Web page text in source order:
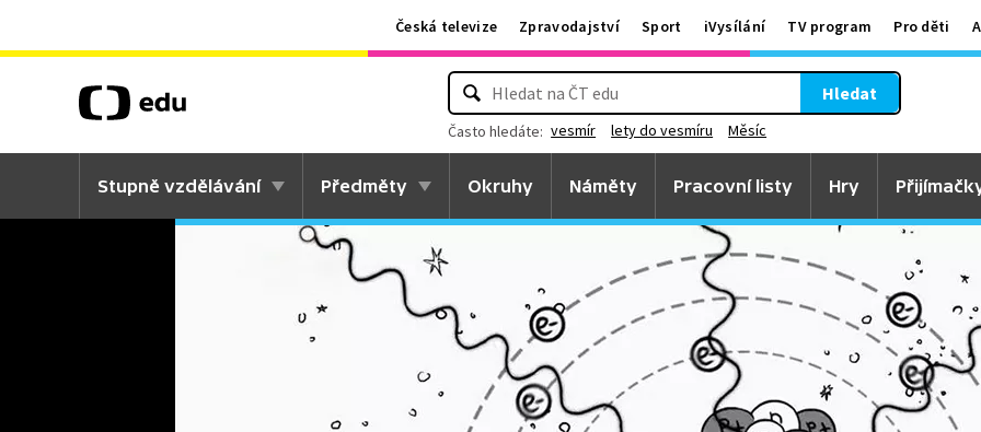
Česká televize Zpravodajství Sport iVysílání TV program Pro děti
Hledat
Často hledáte: vesmír lety do vesmíru Měsíc
Stupně vzdělávání Předměty Okruhy Náměty Pracovní listy Hry